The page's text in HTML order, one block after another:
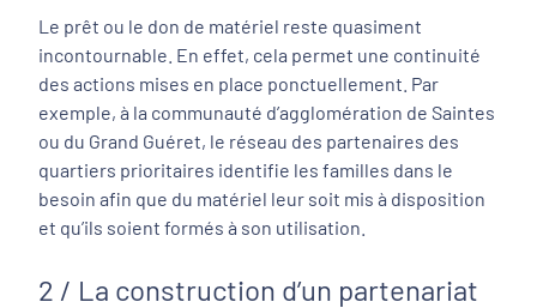
Le prêt ou le don de matériel reste quasiment
incontournable. En effet, cela permet une continuité
des actions mises en place ponctuellement. Par
exemple, à la communauté d’agglomération de Saintes
ou du Grand Guéret, le réseau des partenaires des
quartiers prioritaires identifie les familles dans le
besoin afin que du matériel leur soit mis à disposition
et qu’ils soient formés à son utilisation.
2 / La construction d’un partenariat